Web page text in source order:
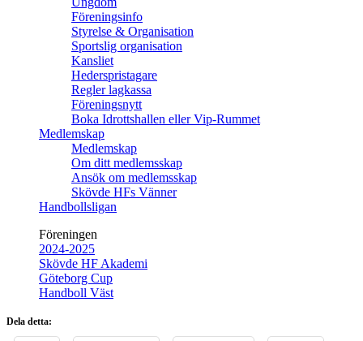
Föreningsinfo
Styrelse & Organisation
Sportslig organisation
Kansliet
Hederspristagare
Regler lagkassa
Föreningsnytt
Boka Idrottshallen eller Vip-Rummet
Medlemskap
Medlemskap
Om ditt medlemsskap
Ansök om medlemsskap
Skövde HFs Vänner
Handbollsligan
Föreningen
2024-2025
Skövde HF Akademi
Göteborg Cup
Handboll Väst
Dela detta: